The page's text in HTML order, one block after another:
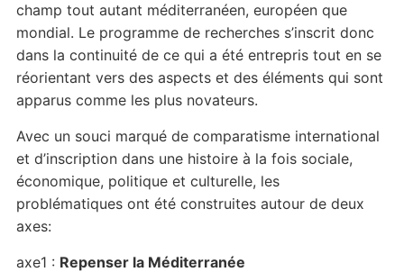
champ tout autant méditerranéen, européen que
mondial. Le programme de recherches s’inscrit donc
dans la continuité de ce qui a été entrepris tout en se
réorientant vers des aspects et des éléments qui sont
apparus comme les plus novateurs.
Avec un souci marqué de comparatisme international
et d’inscription dans une histoire à la fois sociale,
économique, politique et culturelle, les
problématiques ont été construites autour de deux
axes:
axe1 : Repenser la Méditerranée